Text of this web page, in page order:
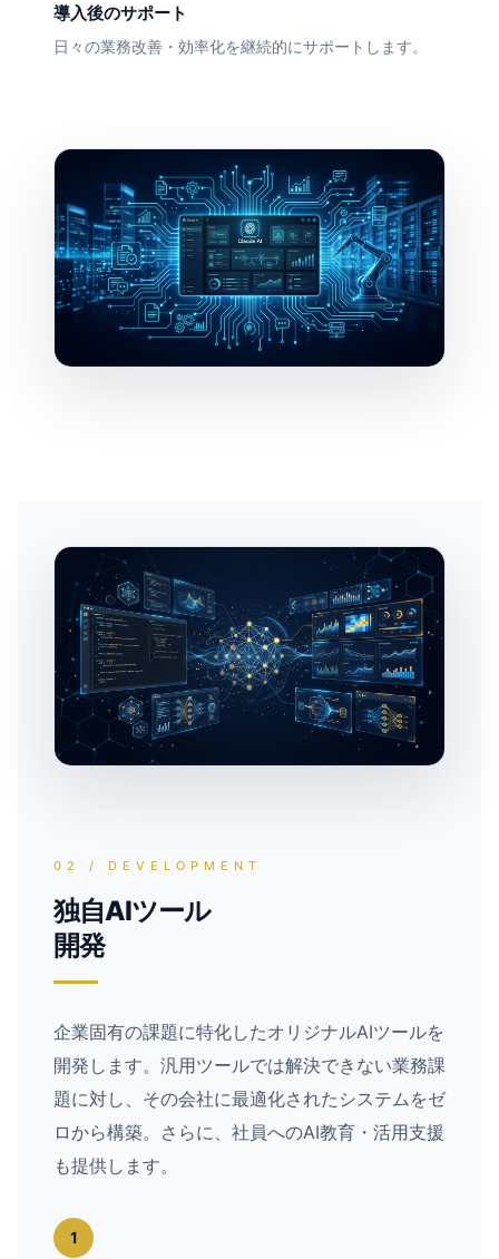
導入後のサポート
日々の業務改善・効率化を継続的にサポートします。
02 / DEVELOPMENT
独自AIツール
開発
企業固有の課題に特化したオリジナルAIツールを
開発します。汎用ツールでは解決できない業務課
題に対し、その会社に最適化されたシステムをゼ
ロから構築。さらに、社員へのAI教育・活用支援
も提供します。
1